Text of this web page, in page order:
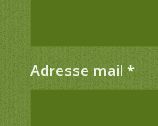
Adresse mail *